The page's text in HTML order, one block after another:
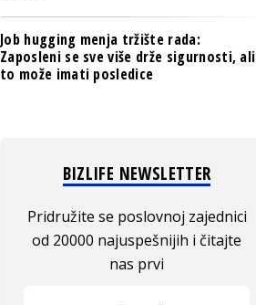
Job hugging menja tržište rada:
Zaposleni se sve više drže sigurnosti, ali
to može imati posledice
BIZLIFE NEWSLETTER
Pridružite se poslovnoj zajednici
od 20000 najuspešnijih i čitajte
nas prvi